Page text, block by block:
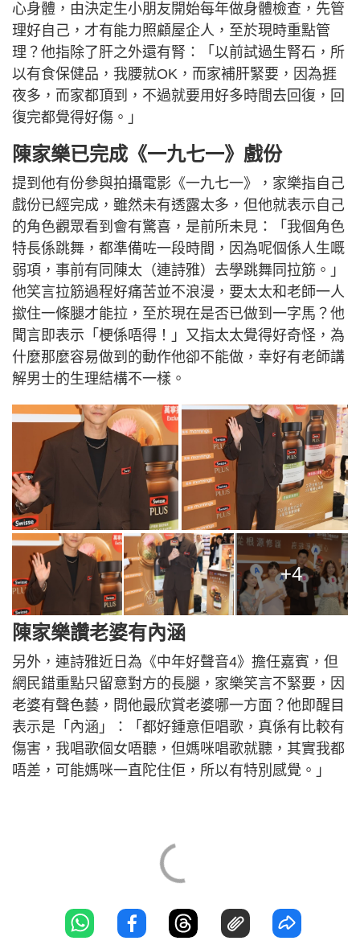
心身體，由決定生小朋友開始每年做身體檢查，先管
理好自己，才有能力照顧屋企人，至於現時重點管
理？他指除了肝之外還有腎：「以前試過生腎石，所
以有食保健品，我腰就OK，而家補肝緊要，因為捱
夜多，而家都頂到，不過就要用好多時間去回復，回
復完都覺得好傷。」
陳家樂已完成《一九七一》戲份
提到他有份參與拍攝電影《一九七一》，家樂指自己
戲份已經完成，雖然未有透露太多，但他就表示自己
的角色觀眾看到會有驚喜，是前所未見：「我個角色
特長係跳舞，都準備咗一段時間，因為呢個係人生嘅
弱項，事前有同陳太（連詩雅）去學跳舞同拉筋。」
他笑言拉筋過程好痛苦並不浪漫，要太太和老師一人
撳住一條腿才能拉，至於現在是否已做到一字馬？他
聞言即表示「梗係唔得！」又指太太覺得好奇怪，為
什麼那麼容易做到的動作他卻不能做，幸好有老師講
解男士的生理結構不一樣。
+4
陳家樂讚老婆有內涵
另外，連詩雅近日為《中年好聲音4》擔任嘉賓，但
網民錯重點只留意對方的長腿，家樂笑言不緊要，因
老婆有聲色藝，問他最欣賞老婆哪一方面？他即醒目
表示是「內涵」：「都好鍾意佢唱歌，真係有比較有
傷害，我唱歌個女唔聽，但媽咪唱歌就聽，其實我都
唔差，可能媽咪一直陀住佢，所以有特別感覺。」